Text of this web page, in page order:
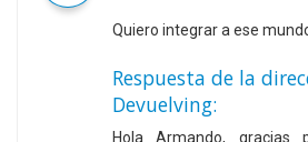
Quiero integrar a ese
Respuesta de la
Devuelving:
Hola Armando, gracias